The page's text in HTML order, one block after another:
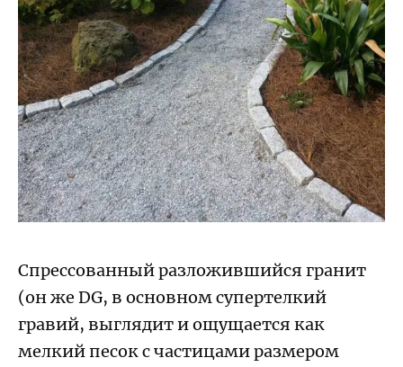
Спрессованный разложившийся гранит
(он же DG, в основном супертелкий
гравий, выглядит и ощущается как
мелкий песок с частицами размером